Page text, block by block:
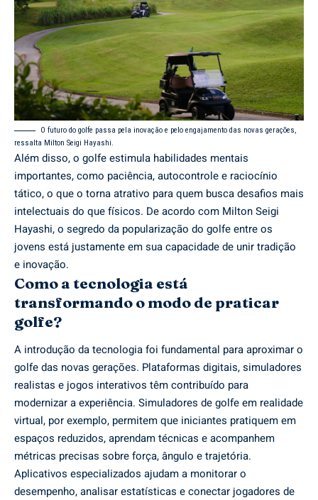
O futuro do golfe passa pela inovação e pelo engajamento das novas gerações,
ressalta Milton Seigi Hayashi.
Além disso, o golfe estimula habilidades mentais
importantes, como paciência, autocontrole e raciocínio
tático, o que o torna atrativo para quem busca desafios mais
intelectuais do que físicos. De acordo com Milton Seigi
Hayashi, o segredo da popularização do golfe entre os
jovens está justamente em sua capacidade de unir tradição
e inovação.
Como a tecnologia está
transformando o modo de praticar
golfe?
A introdução da tecnologia foi fundamental para aproximar o
golfe das novas gerações. Plataformas digitais, simuladores
realistas e jogos interativos têm contribuído para
modernizar a experiência. Simuladores de golfe em realidade
virtual, por exemplo, permitem que iniciantes pratiquem em
espaços reduzidos, aprendam técnicas e acompanhem
métricas precisas sobre força, ângulo e trajetória.
Aplicativos especializados ajudam a monitorar o
desempenho, analisar estatísticas e conectar jogadores de